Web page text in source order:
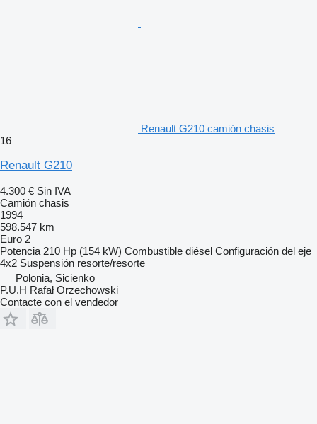
Renault G210 camión chasis
16
Renault G210
4.300 € Sin IVA
Camión chasis
1994
598.547 km
Euro 2
Potencia 210 Hp (154 kW) Combustible diésel Configuración del eje
4x2 Suspensión resorte/resorte
Polonia, Sicienko
P.U.H Rafał Orzechowski
Contacte con el vendedor